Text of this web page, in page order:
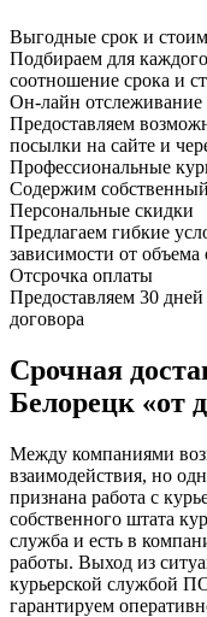
Выгодные срок и
Подбираем для
соотношение срока и
Он-лайн отслеживание
Предоставляем
посылки на сайте и
Профессиональные
Содержим
Персональные скидки
Предлагаем гибкие
зависимости от объема
Отсрочка оплаты
Предоставляем 30
договора
Срочная
Белорецк «от
Между компаниями
взаимодействия, но
признана работа с
собственного штата
служба и есть в
работы. Выход из
курьерской службой
гарантируем